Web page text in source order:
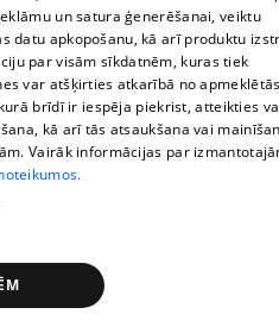
-
un satura ģenerēšanai, veiktu
datu apkopošanu, kā arī produktu
par visām sīkdatnēm, kuras tiek
var atšķirties atkarībā no
brīdī ir iespēja piekrist, atteikties
kā arī tās atsaukšana vai
Vairāk informācijas par